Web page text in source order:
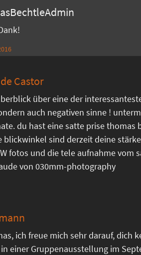
Castor
über eine der
auch negativen sinne !
du hast eine satte prise thomas
blickwinkel sind derzeit deine
fotos und die tele aufnahme vom
von 030mm-photography
ich freue mich sehr darauf, dich
einer Gruppenausstellung im